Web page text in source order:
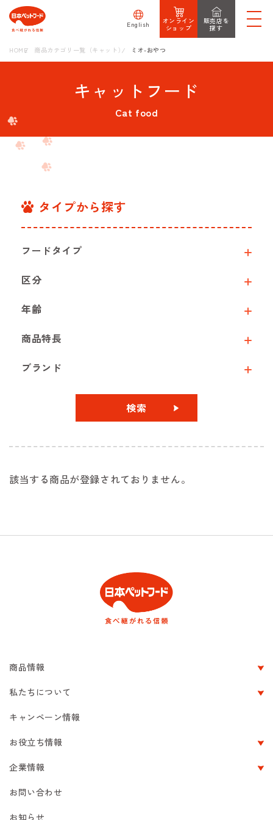
English
オンライン
ショップ
販売店を
探す
HOME 商品カテゴリ一覧（キャット） ミオ-おやつ
キャットフード
Cat food
タイプから探す
フードタイプ
区分
年齢
商品特長
ブランド
検索
該当する商品が登録されておりません。
商品情報
私たちについて
キャンペーン情報
お役立ち情報
企業情報
お問い合わせ
お知らせ